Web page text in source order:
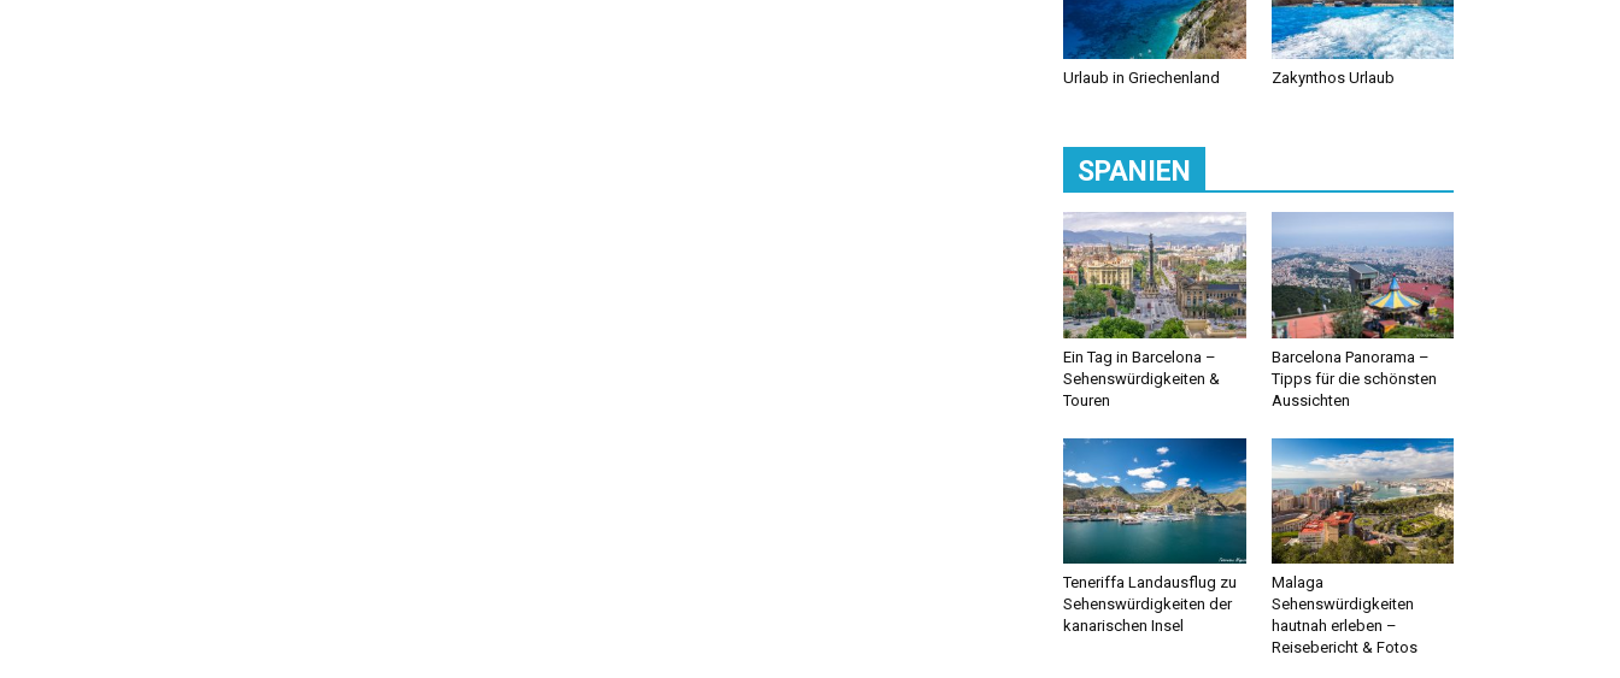
Urlaub in Griechenland Zakynthos Urlaub
SPANIEN
Ein Tag in Barcelona –
Sehenswürdigkeiten &
Touren
Barcelona Panorama –
Tipps für die schönsten
Aussichten
Teneriffa Landausflug zu
Sehenswürdigkeiten der
kanarischen Insel
Malaga
Sehenswürdigkeiten
hautnah erleben –
Reisebericht & Fotos